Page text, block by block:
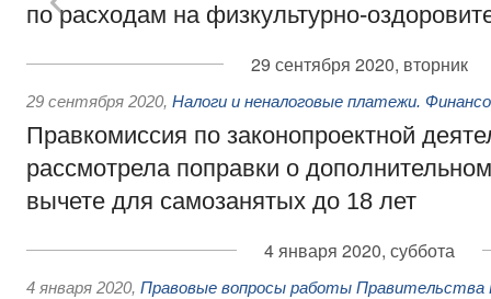
по расходам на физкультурно-
29 сентября 2020, вторник
29 сентября 2020, Налоги и неналоговые платежи.
Правкомиссия по законопроектной
рассмотрела поправки о
вычете для самозанятых до 18 лет
4 января 2020, суббота
4 января 2020, Правовые вопросы работы Правительства